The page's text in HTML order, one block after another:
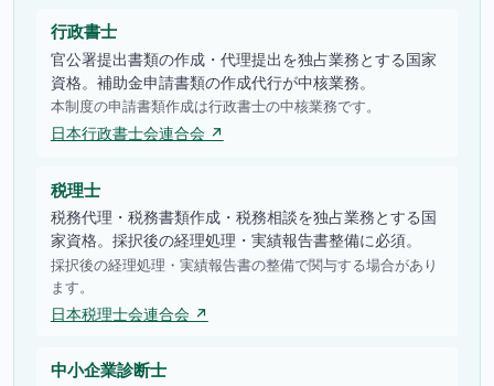
行政書士
官公署提出書類の作成・代理提出を独占業務とする国家
資格。補助金申請書類の作成代行が中核業務。
本制度の申請書類作成は行政書士の中核業務です。
日本行政書士会連合会 ↗
税理士
税務代理・税務書類作成・税務相談を独占業務とする国
家資格。採択後の経理処理・実績報告書整備に必須。
採択後の経理処理・実績報告書の整備で関与する場合があり
ます。
日本税理士会連合会 ↗
中小企業診断士